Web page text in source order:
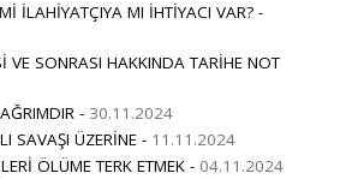
İLAHİYATÇIYA MI İHTİYACI VAR? -
VE SONRASI HAKKINDA TARİHE NOT
- 30.11.2024
SAVAŞI ÜZERİNE - 11.11.2024
ÖLÜME TERK ETMEK - 04.11.2024